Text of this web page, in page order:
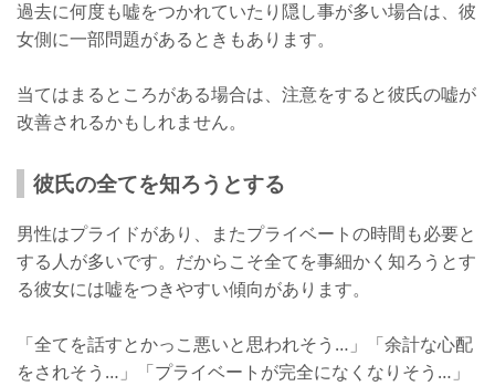
過去に何度も嘘をつかれていたり隠し事が多い場合は、彼
女側に一部問題があるときもあります。
当てはまるところがある場合は、注意をすると彼氏の嘘が
改善されるかもしれません。
彼氏の全てを知ろうとする
男性はプライドがあり、またプライベートの時間も必要と
する人が多いです。だからこそ全てを事細かく知ろうとす
る彼女には嘘をつきやすい傾向があります。
「全てを話すとかっこ悪いと思われそう…」「余計な心配
をされそう…」「プライベートが完全になくなりそう…」